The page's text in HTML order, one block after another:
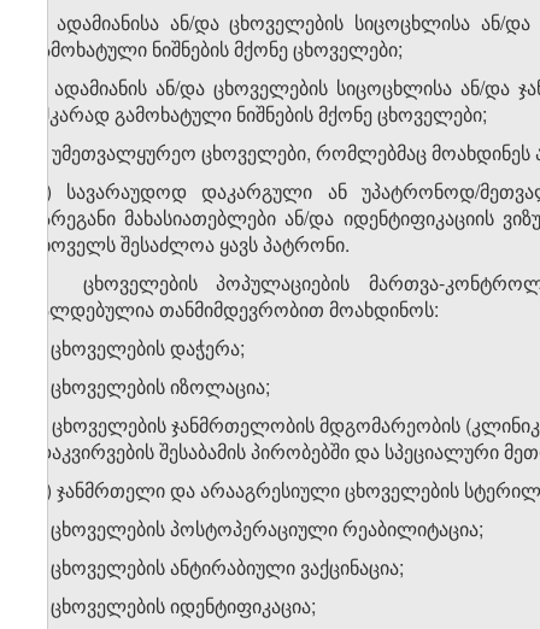
ა) ადამიანისა ან/და ცხოველების სიცოცხლისა ან/
გამოხატული ნიშნების მქონე ცხოველები;
ბ) ადამიანის ან/და ცხოველების სიცოცხლისა ან/და
აშკარად გამოხატული ნიშნების მქონე ცხოველები;
გ) უმეთვალყურეო ცხოველები, რომლებმაც
დ) სავარაუდოდ დაკარგული ან უპატრონოდ/
გარეგანი მახასიათებლები ან/და იდენტიფიკაციის
ცხოველს შესაძლოა ყავს პატრონი.
7. ცხოველების პოპულაციების მართვა-
ვალდებულია თანმიმდევრობით მოახდინოს:
ა) ცხოველების დაჭერა;
ბ) ცხოველების იზოლაცია;
გ) ცხოველების ჯანმრთელობის მდგომარეობის
(დაკვირვების შესაბამის პირობებში და სპეციალური
დ) ჯანმრთელი და არააგრესიული ცხოველების
ე) ცხოველების პოსტოპერაციული რეაბილიტაცია;
ვ) ცხოველების ანტირაბიული ვაქცინაცია;
ზ) ცხოველების იდენტიფიკაცია;